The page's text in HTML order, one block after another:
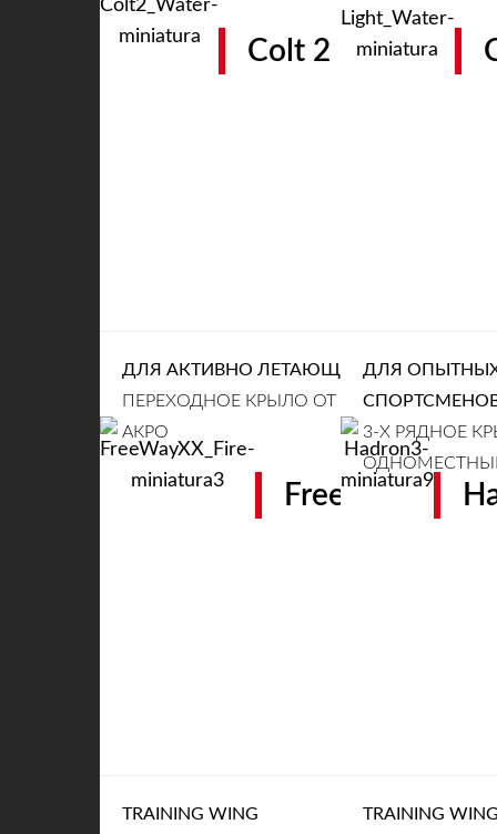
Colt 2
ДЛЯ АКТИВНО ЛЕТАЮЩИХ ПИЛОТОВ
ПЕРЕХОДНОЕ КРЫЛО ОТ СВОБОДНЫХ
АКРО
FreeWay XX
ДЛЯ
3-Х РЯДНОЕ
TRAINING WING TRAINING